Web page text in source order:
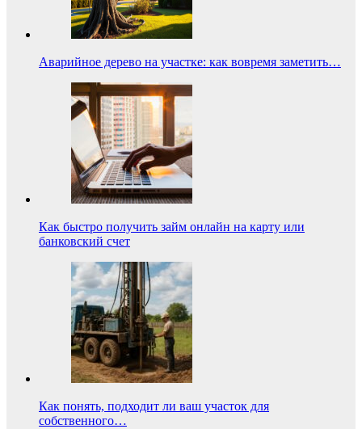
Аварийное дерево на участке: как вовремя заметить…
Как быстро получить займ онлайн на карту или
банковский счет
Как понять, подходит ли ваш участок для
собственного…